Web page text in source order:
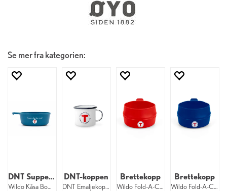
Se mer fra kategorien:
DNT Suppekopp
Wildo Kåsa Bowl 350 ml DNT
DNT-koppen
DNT Emaljekopp 350 ml White
Brettekopp
Wildo Fold-A-Cup 2,5 dl Red DNT
Brettekopp
Wildo Fold-A-Cup 2,5 dl Navy DNT